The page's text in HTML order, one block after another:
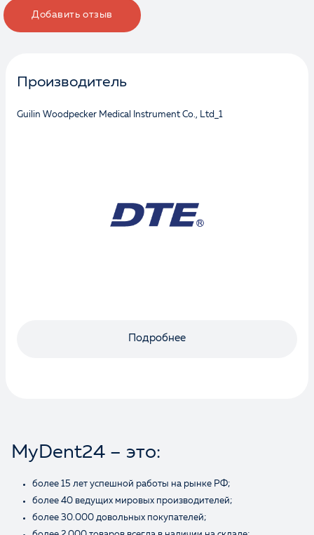
Добавить отзыв
Производитель
Guilin Woodpecker Medical Instrument Co., Ltd_1
Подробнее
MyDent24 – это:
более 15 лет успешной работы на рынке РФ;
более 40 ведущих мировых производителей;
более 30.000 довольных покупателей;